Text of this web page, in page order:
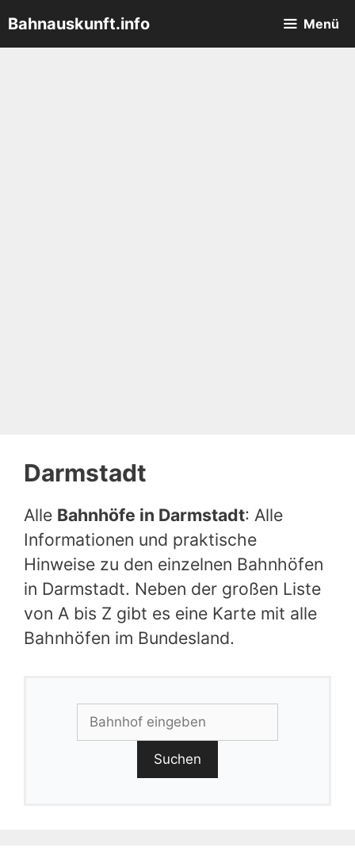
Inhalt
springen
Bahnauskunft.info Menü
Darmstadt
Alle Bahnhöfe in Darmstadt: Alle
Informationen und praktische
Hinweise zu den einzelnen Bahnhöfen
in Darmstadt. Neben der großen Liste
von A bis Z gibt es eine Karte mit alle
Bahnhöfen im Bundesland.
Suchen